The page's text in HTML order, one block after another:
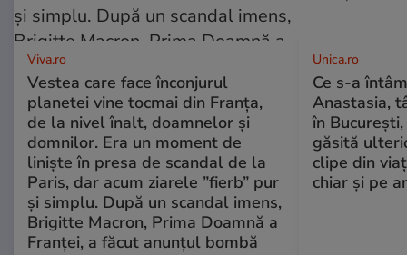
Viva.ro
Vestea care face înconjurul
planetei vine tocmai din Franța,
de la nivel înalt, doamnelor și
domnilor. Era un moment de
liniște în presa de scandal de la
Paris, dar acum ziarele ”fierb” pur
și simplu. După un scandal imens,
Brigitte Macron, Prima Doamnă a
Franței, a făcut anunțul bombă
Unica.ro
Ce s-a
Anastasia,
în
găsită
clipe din
chiar și pe